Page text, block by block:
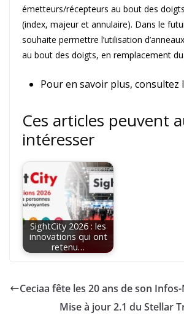
émetteurs/récepteurs au bout des
(index, majeur et annulaire). Dans le
souhaite permettre l’utilisation
au bout des doigts, en remplacement
Pour en savoir plus, consultez
Ces articles peuvent
intéresser
SightCity 2026 : les
innovations qui ont
retenu…
Ceciaa fête les 20 ans de son
Mise à jour 2.1 du Stellar